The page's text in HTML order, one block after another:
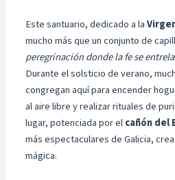
Este santuario, dedicado a la
mucho más que un conjunto de
peregrinación donde la fe se
Durante el solsticio de verano,
congregan aquí para encender
al aire libre y realizar rituales de
lugar, potenciada por elcañón del
más espectaculares de Galicia,
mágica.